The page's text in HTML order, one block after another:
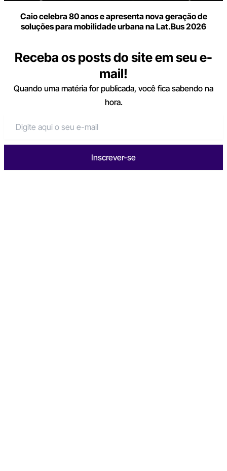
Caio celebra 80 anos e apresenta nova geração de
soluções para mobilidade urbana na Lat.Bus 2026
Receba os posts do site em seu e-
mail!
Quando uma matéria for publicada, você fica sabendo na
hora.
Inscrever-se